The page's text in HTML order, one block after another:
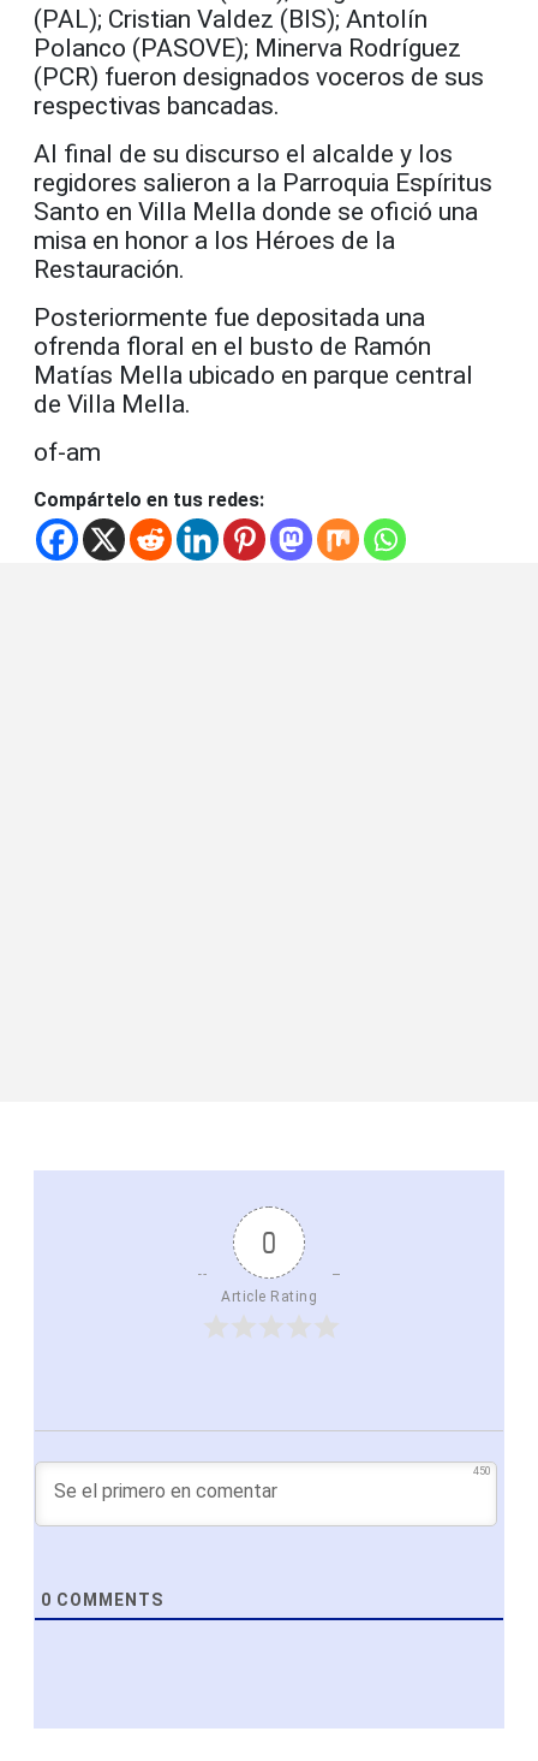
(PAL); Cristian Valdez (BIS); Antolín
Polanco (PASOVE); Minerva Rodríguez
(PCR) fueron designados voceros de sus
respectivas bancadas.
Al final de su discurso el alcalde y los
regidores salieron a la Parroquia Espíritus
Santo en Villa Mella donde se ofició una
misa en honor a los Héroes de la
Restauración.
Posteriormente fue depositada una
ofrenda floral en el busto de Ramón
Matías Mella ubicado en parque central
de Villa Mella.
of-am
Compártelo en tus redes:
0
Article Rating
450
0 COMMENTS